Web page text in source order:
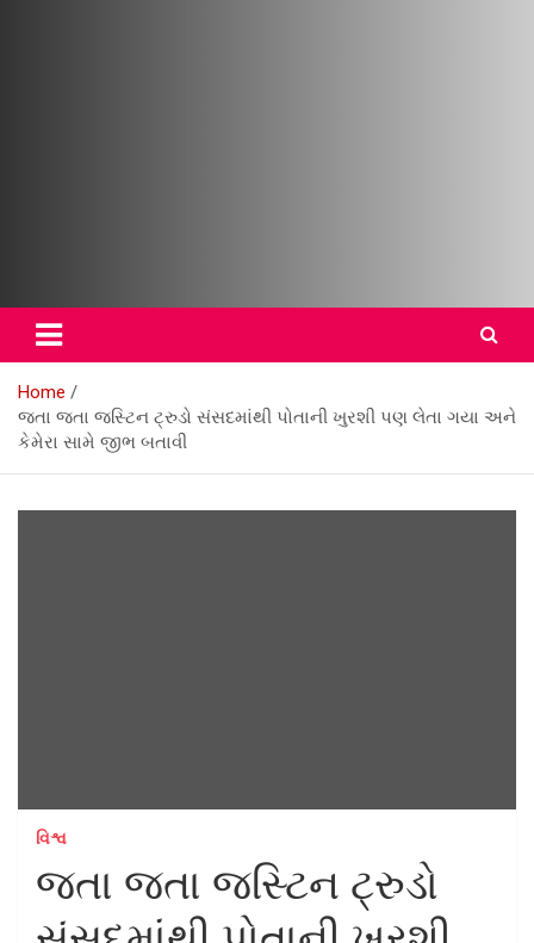
ZSTV ગુજરાતી સમાચાર – ભારત
સમાચાર – વિશ્વ સમાચાર
Home
જતા જતા જસ્ટિન ટ્રુડો સંસદમાંથી પોતાની ખુરશી પણ લેતા ગયા અને
કેમેરા સામે જીભ બતાવી
વિશ્વ
જતા જતા જસ્ટિન ટ્રુડો